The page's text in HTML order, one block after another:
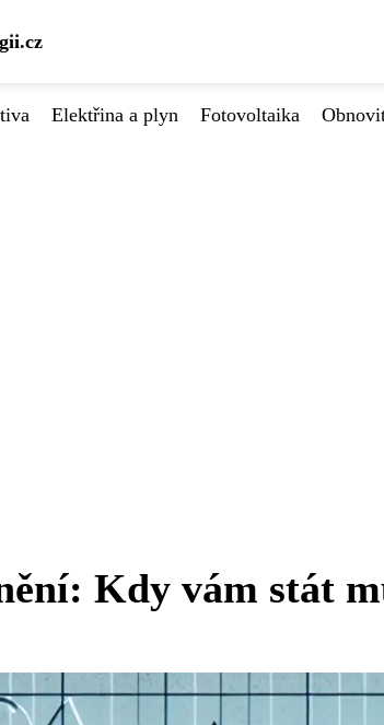
Elektřina a plyn Fotovoltaika
Kdy vám stát